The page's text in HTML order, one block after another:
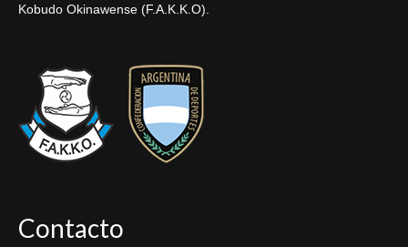
Kobudo Okinawense (F.A.K.K.O).
Contacto